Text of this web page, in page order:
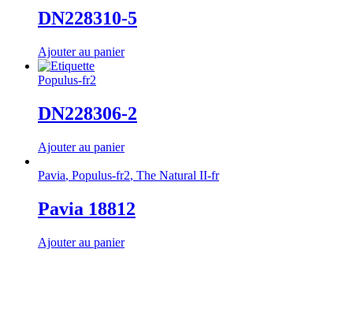
DN228310-5
Ajouter au panier
Populus-fr2
DN228306-2
Ajouter au panier
Pavia, Populus-fr2, The Natural II-fr
Pavia 18812
Ajouter au panier